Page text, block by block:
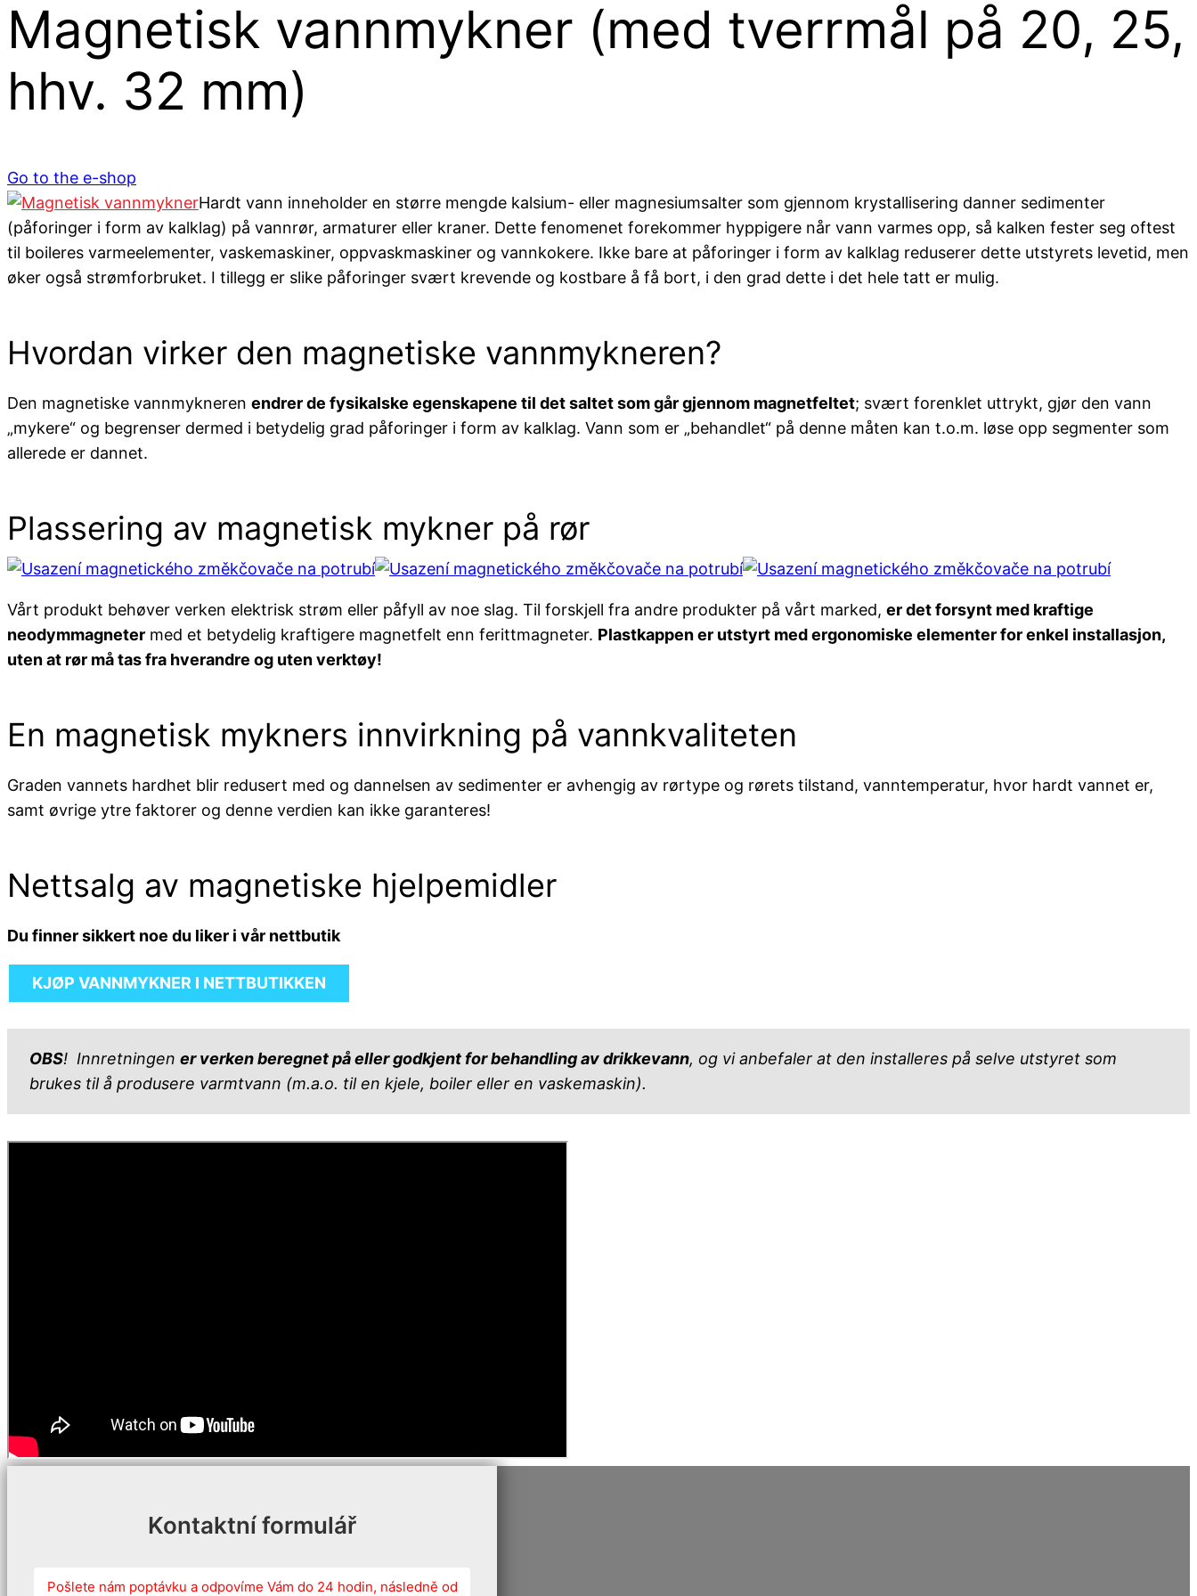
Magnetisk vannmykner (med tverrmål på 20, 25,
hhv. 32 mm)
Go to the e-shop
Hardt vann inneholder en større mengde kalsium- eller magnesiumsalter som gjennom krystallisering danner sedimenter
(påforinger i form av kalklag) på vannrør, armaturer eller kraner. Dette fenomenet forekommer hyppigere når vann varmes opp, så kalken fester seg oftest
til boileres varmeelementer, vaskemaskiner, oppvaskmaskiner og vannkokere. Ikke bare at påforinger i form av kalklag reduserer dette utstyrets levetid, men
øker også strømforbruket. I tillegg er slike påforinger svært krevende og kostbare å få bort, i den grad dette i det hele tatt er mulig.
Hvordan virker den magnetiske vannmykneren?
Den magnetiske vannmykneren endrer de fysikalske egenskapene til det saltet som går gjennom magnetfeltet; svært forenklet uttrykt, gjør den vann
„mykere“ og begrenser dermed i betydelig grad påforinger i form av kalklag. Vann som er „behandlet“ på denne måten kan t.o.m. løse opp segmenter som
allerede er dannet.
Plassering av magnetisk mykner på rør
Vårt produkt behøver verken elektrisk strøm eller påfyll av noe slag. Til forskjell fra andre produkter på vårt marked, er det forsynt med kraftige
neodymmagneter med et betydelig kraftigere magnetfelt enn ferittmagneter. Plastkappen er utstyrt med ergonomiske elementer for enkel installasjon,
uten at rør må tas fra hverandre og uten verktøy!
En magnetisk mykners innvirkning på vannkvaliteten
Graden vannets hardhet blir redusert med og dannelsen av sedimenter er avhengig av rørtype og rørets tilstand, vanntemperatur, hvor hardt vannet er,
samt øvrige ytre faktorer og denne verdien kan ikke garanteres!
Nettsalg av magnetiske hjelpemidler
Du finner sikkert noe du liker i vår nettbutik
KJØP VANNMYKNER I NETTBUTIKKEN
OBS! Innretningen er verken beregnet på eller godkjent for behandling av drikkevann, og vi anbefaler at den installeres på selve utstyret som
brukes til å produsere varmtvann (m.a.o. til en kjele, boiler eller en vaskemaskin).
Kontaktní formulář
Pošlete nám poptávku a odpovíme Vám do 24 hodin, následně od